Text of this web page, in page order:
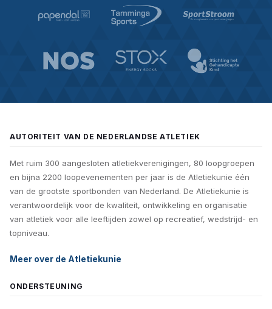
AUTORITEIT VAN DE NEDERLANDSE ATLETIEK
Met ruim 300 aangesloten atletiekverenigingen, 80 loopgroepen
en bijna 2200 loopevenementen per jaar is de Atletiekunie één
van de grootste sportbonden van Nederland. De Atletiekunie is
verantwoordelijk voor de kwaliteit, ontwikkeling en organisatie
van atletiek voor alle leeftijden zowel op recreatief, wedstrijd- en
topniveau.
Meer over de Atletiekunie
ONDERSTEUNING